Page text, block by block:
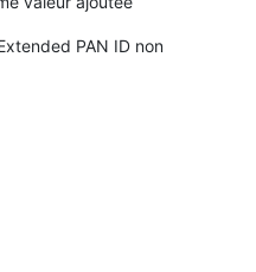
PAN ID non